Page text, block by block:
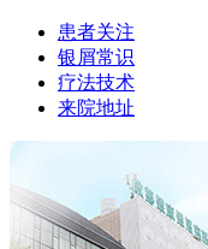
患者关注
银屑常识
疗法技术
来院地址